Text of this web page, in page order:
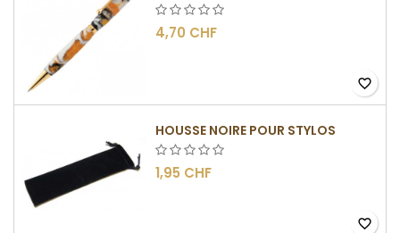
4,70 CHF
favorite_border
HOUSSE NOIRE POUR STYLOS
1,95 CHF
favorite_border